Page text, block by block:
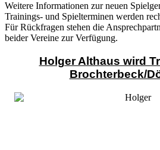
Weitere Informationen zur neuen
Trainings- und Spielterminen werden
Für Rückfragen stehen die
beider Vereine zur Verfügung.
Holger Althaus wird
Brochterbeck/